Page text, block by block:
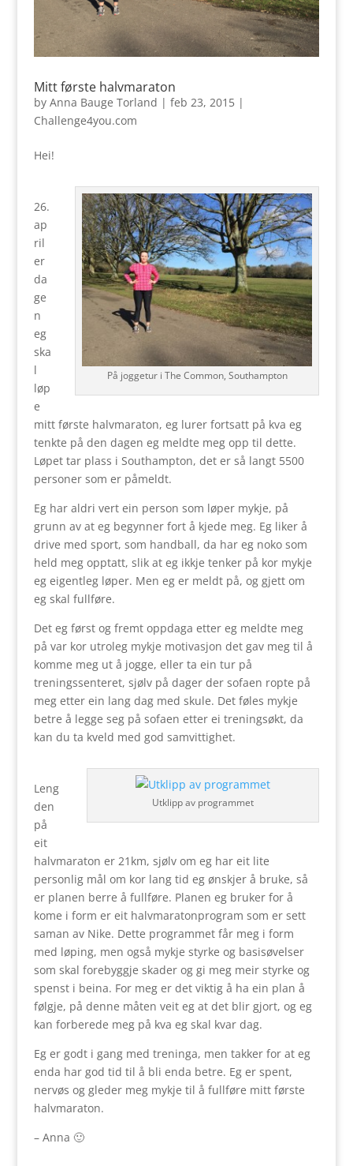
Mitt første halvmaraton
by Anna Bauge Torland | feb 23, 2015|
Challenge4you.com
Hei!
På joggetur i The Common, Southampton
26.
ap
ril
er
da
ge
n
eg
ska
l
løp
e
mitt første halvmaraton, eg lurer fortsatt på kva eg
tenkte på den dagen eg meldte meg opp til dette.
Løpet tar plass i Southampton, det er så langt 5500
personer som er påmeldt.
Eg har aldri vert ein person som løper mykje, på
grunn av at eg begynner fort å kjede meg. Eg liker å
drive med sport, som handball, da har eg noko som
held meg opptatt, slik at eg ikkje tenker på kor mykje
eg eigentleg løper. Men eg er meldt på, og gjett om
eg skal fullføre.
Det eg først og fremt oppdaga etter eg meldte meg
på var kor utroleg mykje motivasjon det gav meg til å
komme meg ut å jogge, eller ta ein tur på
treningssenteret, sjølv på dager der sofaen ropte på
meg etter ein lang dag med skule. Det føles mykje
betre å legge seg på sofaen etter ei treningsøkt, da
kan du ta kveld med god samvittighet.
Utklipp av programmet
Leng
den
på
eit
halvmaraton er 21km, sjølv om eg har eit lite
personlig mål om kor lang tid eg ønskjer å bruke, så
er planen berre å fullføre. Planen eg bruker for å
kome i form er eit halvmaratonprogram som er sett
saman av Nike. Dette programmet får meg i form
med løping, men også mykje styrke og basisøvelser
som skal forebyggje skader og gi meg meir styrke og
spenst i beina. For meg er det viktig å ha ein plan å
følgje, på denne måten veit eg at det blir gjort, og eg
kan forberede meg på kva eg skal kvar dag.
Eg er godt i gang med treninga, men takker for at eg
enda har god tid til å bli enda betre. Eg er spent,
nervøs og gleder meg mykje til å fullføre mitt første
halvmaraton.
– Anna 🙂